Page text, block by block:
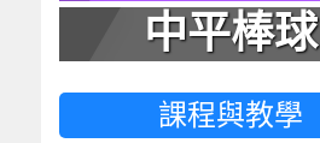
中平棒球
課程與教學